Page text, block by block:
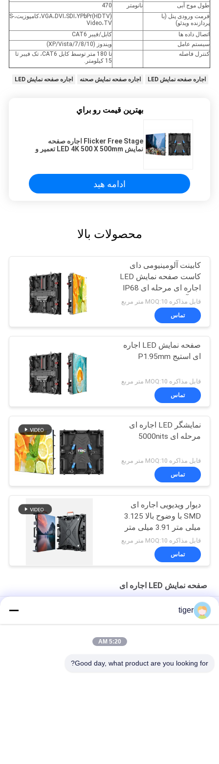
طول موج آبی
نانومتر
470
فرمت ورودی پنل (با
پردازنده ویدئو)
VGA،DVI،SDI،YPbPr(HDTV)،کامپوزیت،S-
Video،TV
اتصال داده ها
کابل/فیبر CAT6
سیستم عامل
ویندوز (XP/Vista/7/8/10)
کنترل فاصله
تا 180 متر توسط کابل CAT6، تک فیبر تا
15 کیلومتر.
اجاره صفحه نمایش LED اجاره صفحه نمایش صحنه اجاره صفحه نمایش LED
بهترين قيمت رو براي
Flicker Free Stage اجاره صفحه
نمایش LED 4K 500 X 500mm تعمیر و
ادامه هید
محصولات بالا
کابینت آلومینیومی دای
کاست صفحه نمایش LED
اجاره ای مرحله ای IP68
ضد آب
قابل مذاکره MOQ:10 متر مربع
تماس
صفحه نمایش LED اجاره
ای استیج P1.95mm
قابل مذاکره MOQ:10 متر مربع
تماس
نمایشگر LED اجاره ای
مرحله ای 5000nits
قابل مذاکره MOQ:10 متر مربع
تماس
دیوار ویدیویی اجاره ای
SMD با وضوح بالا 3.125
میلی متر 3.91 میلی متر
پیچ پیکسل
قابل مذاکره MOQ:10 متر مربع
تماس
صفحه نمایش LED اجاره ای
هرتز باکس برق قابل جابجایی
tiger
5:20 AM
Good day, what product are you looking for?